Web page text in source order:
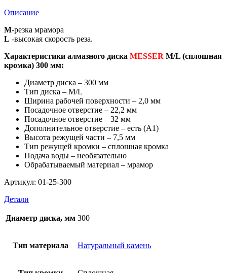
Описание
M-резка мрамора
L -высокая скорость реза.
Характеристики алмазного диска MESSER M/L (сплошная
кромка) 300 мм:
Диаметр диска – 300 мм
Тип диска – M/L
Ширина рабочей поверхности – 2,0 мм
Посадочное отверстие – 22,2 мм
Посадочное отверстие – 32 мм
Дополнительное отверстие – есть (А1)
Высота режущей части – 7,5 мм
Тип режущей кромки – сплошная кромка
Подача воды – необязательно
Обрабатываемый материал – мрамор
Артикул: 01-25-300
Детали
Диаметр диска, мм 300
Тип материала Натуральный камень